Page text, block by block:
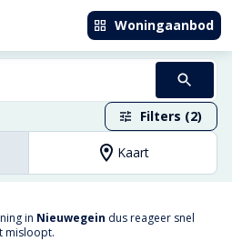
Woningaanbod
Filters (2)
Kaart
in Nieuwegein dus reageer snel
misloopt.